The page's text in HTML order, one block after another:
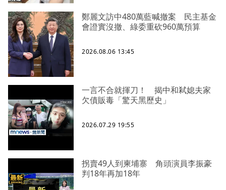
鄭麗文訪中480萬藍喊撤案 民主基金
會證實沒撤、綠委重砍960萬預算
2026.08.06 13:45
一言不合就揮刀！ 揭中和弒媳夫家
欠債販毒「驚天黑歷史」
2026.07.29 19:55
拐賣49人到柬埔寨 角頭演員李振豪
判18年再加18年